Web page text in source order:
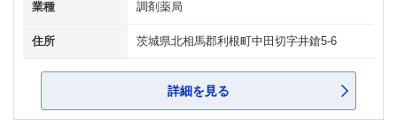
業種 調剤薬局
住所 茨城県北相馬郡利根町中田切字井鎗5-6
詳細を見る